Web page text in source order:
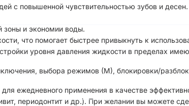
с повышенной чувствительностью зубов и
зоны и экономии воды.
что помогает быстрее привыкнуть к
уровня давления жидкости в пределах
выбора режимов (М), блокировки/
ежедневного применения в качестве
периодонтит и др.). При желании вы можете